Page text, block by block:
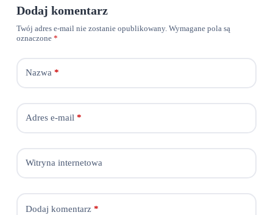
Dodaj komentarz
Twój adres e-mail nie zostanie opublikowany. Wymagane pola są
oznaczone *
Nazwa*
Adres e-mail*
Witryna internetowa
Dodaj komentarz*